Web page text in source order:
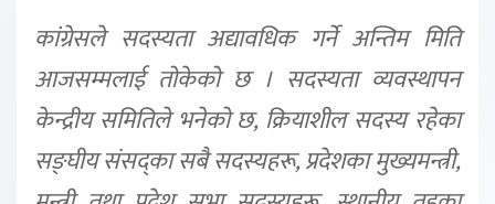
कांग्रेसले सदस्यता अद्यावधिक गर्ने अन्तिम मिति
आजसम्मलाई तोकेको छ । सदस्यता व्यवस्थापन
केन्द्रीय समितिले भनेको छ, क्रियाशील सदस्य रहेका
सङ्घीय संसद्का सबै सदस्यहरू, प्रदेशका मुख्यमन्त्री,